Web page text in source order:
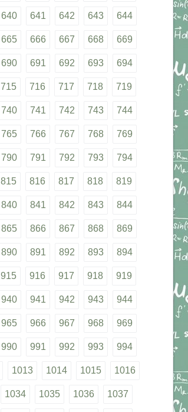
640 641 642 643 644
665 666 667 668 669
690 691 692 693 694
715 716 717 718 719
740 741 742 743 744
765 766 767 768 769
790 791 792 793 794
815 816 817 818 819
840 841 842 843 844
865 866 867 868 869
890 891 892 893 894
915 916 917 918 919
940 941 942 943 944
965 966 967 968 969
990 991 992 993 994
1013 1014 1015 1016
1034 1035 1036 1037